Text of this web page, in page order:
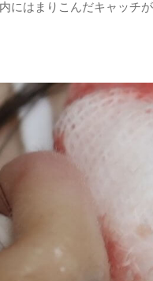
にはまりこんだキャッチが